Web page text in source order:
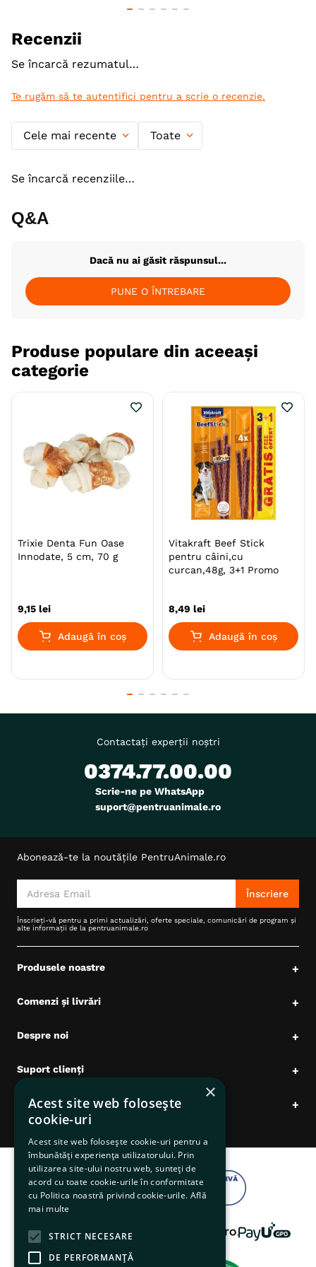
Calitate Hrana
Monoproteic Nu
Tip Recompensa
Semiumed
Recenzii
Se încarcă rezumatul…
Te rugăm să te autentifici pentru a scrie o recenzie.
Cele mai recente Toate
Se încarcă recenziile…
Q&A
Dacă nu ai găsit răspunsul...
PUNE O ÎNTREBARE
Produse populare din aceeași
categorie
Trixie Denta Fun Oase
Innodate, 5 cm, 70 g
9,15 lei
Adaugă în coș
Vitakraft Beef Stick
pentru câini,cu
curcan,48g, 3+1 Promo
8,49 lei
Adaugă în coș
Contactați experții noștri
0374.77.00.00
Scrie-ne pe WhatsApp
suport@pentruanimale.ro
Abonează-te la noutățile PentruAnimale.ro
Înscriere
Înscrieți-vă pentru a primi actualizări, oferte speciale, comunicări de program și
alte informații de la pentruanimale.ro
Produsele noastre +
Comenzi și livrări +
Despre noi +
Suport clienți +
Date comerciale +
×
Acest site web folosește
cookie-uri
Acest site web folosește cookie-uri pentru a
îmbunătăți experiența utilizatorului. Prin
utilizarea site-ului nostru web, sunteți de
acord cu toate cookie-urile în conformitate
cu Politica noastră privind cookie-urile. Află
mai multe
STRICT NECESARE
DE PERFORMANȚĂ